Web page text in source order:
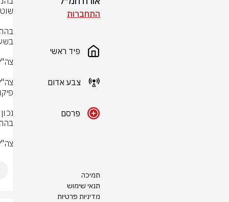
התחברות
פיד ראשי
צבע אדום
פרסם
תמיכה
תנאי שימוש
מדיניות פרטיות